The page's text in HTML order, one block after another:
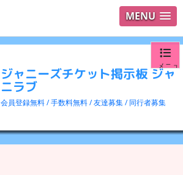
MENU
ジャニーズチケット掲示板 ジャ
ニラブ
会員登録無料 / 手数料無料 / 友達募集 / 同行者募集
メニュ
ログイ
ユーザ